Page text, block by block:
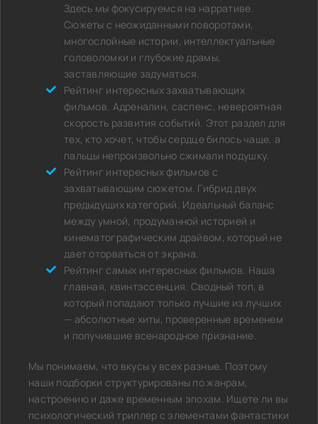
Здесь мы фокусируемся на нарративе.
Сюжеты с неожиданными поворотами,
многослойные истории, интеллектуальные
головоломки и глубокие драмы,
заставляющие задуматься.
Рейтинг интересных захватывающих
фильмов. Адреналин, саспенс, невероятная
скорость развития событий. Этот раздел для
тех, кто хочет, чтобы сердце билось чаще, а
пальцы непроизвольно сжимали подушку.
Рейтинг интересных фильмов с
захватывающим сюжетом. Гибрид двух
предыдущих категорий. Идеальный баланс
между умной, продуманной историей и
кинематографическим драйвом, который не
дает оторваться от экрана.
Рейтинг самых интересных фильмов. Наша
главная, квинтэссенция. Сводный топ, в
который попадают только лучшие из лучших
— абсолютные хиты, проверенные временем
и получившие всенародное признание.
Мы понимаем, что вкусы у всех разные. Поэтому
наши подборки структурированы по жанрам,
настроению и даже временным эпохам. Ищете ли вы
психологический триллер с элементами фантастики